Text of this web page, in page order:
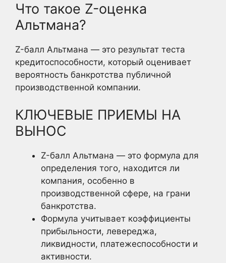
Что такое Z-оценка
Альтмана?
Z-балл Альтмана — это результат теста
кредитоспособности, который оценивает
вероятность банкротства публичной
производственной компании.
КЛЮЧЕВЫЕ ПРИЕМЫ НА
ВЫНОС
Z-балл Альтмана — это формула для
определения того, находится ли
компания, особенно в
производственной сфере, на грани
банкротства.
Формула учитывает коэффициенты
прибыльности, левереджа,
ликвидности, платежеспособности и
активности.